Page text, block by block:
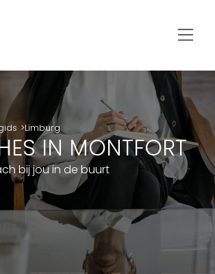
Limburg
IN MONTFORT
bij jou in de buurt